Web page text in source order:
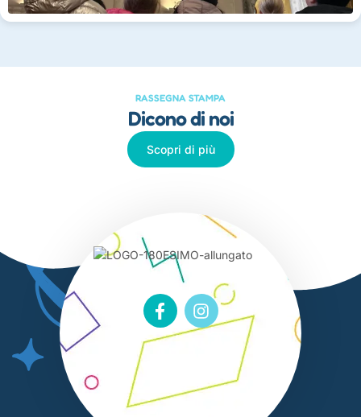
RASSEGNA STAMPA
Dicono di noi
Scopri di più